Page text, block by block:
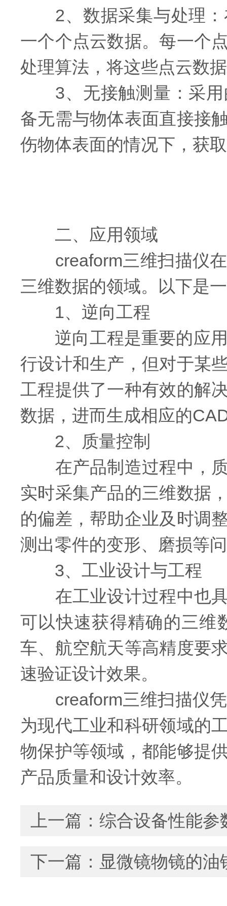
2、数据采集与处理：
一个个点云数据。每一个
处理算法，将这些点云数
3、无接触测量：采用
备无需与物体表面直接接
伤物体表面的情况下，获
二、应用领域
creaform三维扫描仪在
三维数据的领域。以下是
1、逆向工程
逆向工程是重要的应用
行设计和生产，但对于某
工程提供了一种有效的解
数据，进而生成相应的
2、质量控制
在产品制造过程中，质
实时采集产品的三维数据
的偏差，帮助企业及时调
测出零件的变形、磨损等
3、工业设计与工程
在工业设计过程中也具
可以快速获得精确的三维
车、航空航天等高精度要
速验证设计效果。
creaform三维扫描仪凭
为现代工业和科研领域的
物保护等领域，都能够提
产品质量和设计效率。
上一篇： 综合设备性能参
下一篇： 显微镜物镜的